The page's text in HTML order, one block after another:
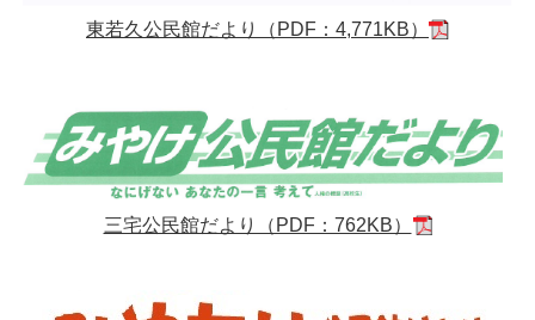
東若久公民館だより（PDF：4,771KB）
三宅公民館だより（PDF：762KB）